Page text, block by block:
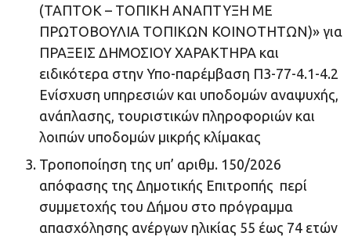
(ΤΑΠΤΟΚ – ΤΟΠΙΚΗ ΑΝΑΠΤΥΞΗ ΜΕ
ΠΡΩΤΟΒΟΥΛΙΑ ΤΟΠΙΚΩΝ ΚΟΙΝΟΤΗΤΩΝ)» για
ΠΡΑΞΕΙΣ ΔΗΜΟΣΙΟΥ ΧΑΡΑΚΤΗΡΑ και
ειδικότερα στην Υπο-παρέμβαση Π3-77-4.1-4.2
Ενίσχυση υπηρεσιών και υποδομών αναψυχής,
ανάπλασης, τουριστικών πληροφοριών και
λοιπών υποδομών μικρής κλίμακας
Τροποποίηση της υπ’ αριθμ. 150/2026
απόφασης της Δημοτικής Επιτροπής περί
συμμετοχής του Δήμου στο πρόγραμμα
απασχόλησης ανέργων ηλικίας 55 έως 74 ετών